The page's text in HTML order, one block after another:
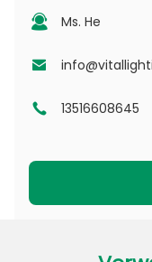
MDL-Serie
NSDL-Serie
DL-Serie
PADL-Serie
PV-Serie
PD -Serie
CL-Serie
PACL-Serie
Serie D -
Ms. He
13516608645